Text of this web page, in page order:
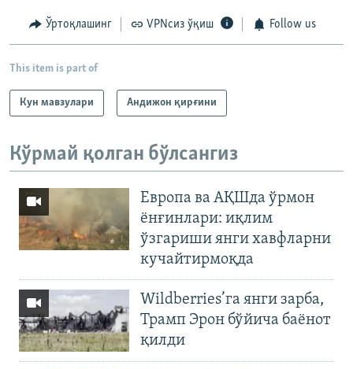
Ўртоқлашинг VPNсиз ўқиш Follow us
This item is part of
Кун мавзулари Андижон қирғини
Кўрмай қолган бўлсангиз
Европа ва АҚШда ўрмон
ёнғинлари: иқлим
ўзгариши янги хавфларни
кучайтирмоқда
Wildberries’га янги зарба,
Трамп Эрон бўйича баёнот
қилди